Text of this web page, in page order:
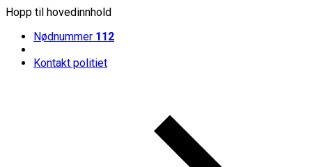
Hopp til hovedinnhold
Nødnummer 112
Kontakt politiet